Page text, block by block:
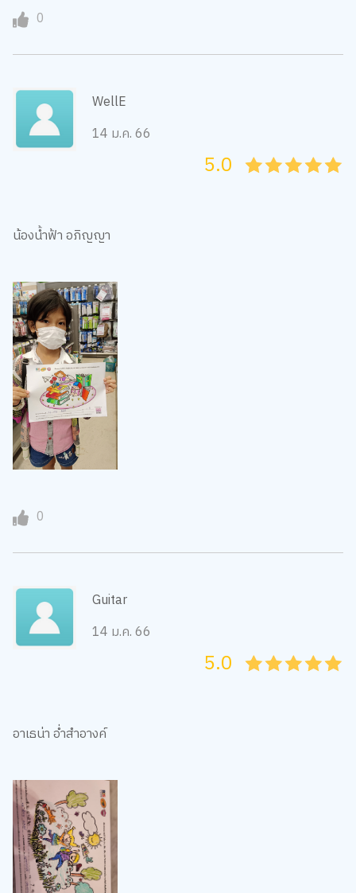
0
WellE
14 ม.ค. 66
45
4
35
3
25
2
15
1
05
5.0
น้องน้ำฟ้า อภิญญา
0
Guitar
14 ม.ค. 66
45
4
35
3
25
2
15
1
05
5.0
อาเธน่า อ่ำสำอางค์